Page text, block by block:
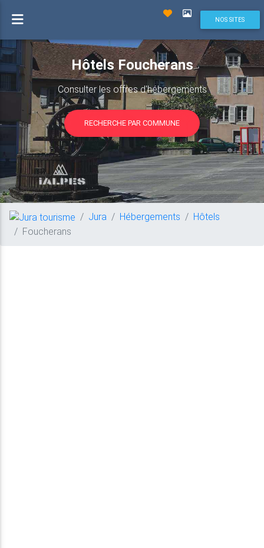
NOS SITES
Hôtels Foucherans
Consulter les offres d'hébergements
RECHERCHE PAR COMMUNE
Jura Hébergements
Hôtels
Foucherans